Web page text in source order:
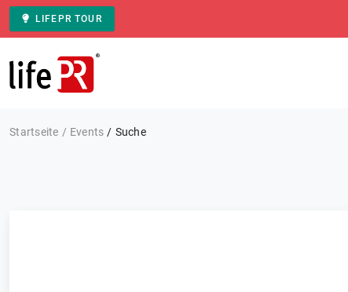
LIFEPR TOUR
Zur Startseite
Startseite Events Suche